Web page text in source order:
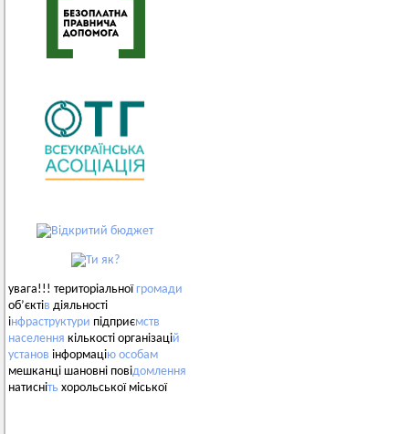
увага!!! територіальноїгромади
об’єктів діяльності
інфраструктури підприємств
населення кількості організацій
установ інформацію особам
мешканці шановні повідомлення
натисніть хорольської міської